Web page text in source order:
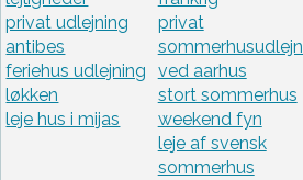
privat udlejning
antibes
feriehus udlejning
løkken
leje hus i mijas
privat
ved aarhus
stort sommerhus
weekend fyn
leje af svensk
sommerhus